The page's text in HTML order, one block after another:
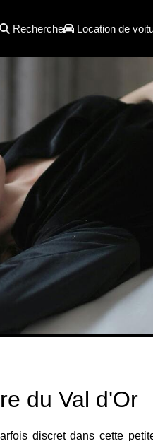
Recherche Location de
du Val d'Or
discret dans cette